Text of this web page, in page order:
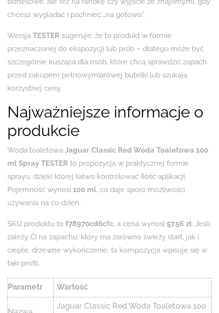
chcesz wyglądać i pachnieć „na gotowo”.
Wersja TESTER sugeruje, że to produkt w formie
przeznaczonej do ekspozycji lub prób – dlatego może być
szczególnie kusząca dla osób, które chcą sprawdzić zapach
przed zakupem pełnowymiarowej butelki lub szukają
korzystnej ceny.
Najważniejsze informacje o
produkcie
Woda toaletowa Jaguar Classic Red Woda Toaletowa 100
ml Spray TESTER to propozycja w praktycznej formie
sprayu, dzięki której łatwo kontrolować ilość aplikacji.
Pojemność wynosi 100 ml, co daje sporo możliwości
używania na co dzień.
SKU produktu to f78970cd6cfc, a cena wynosi 57.56 zł. Jeśli
zależy Ci na zapachu, który ma zarówno świeży start, jak i
ciepłe, drzewne wykończenie, ta kompozycja wpisuje się w
taki profil.
Parametr Wartość
Jaguar Classic Red Woda Toaletowa 100